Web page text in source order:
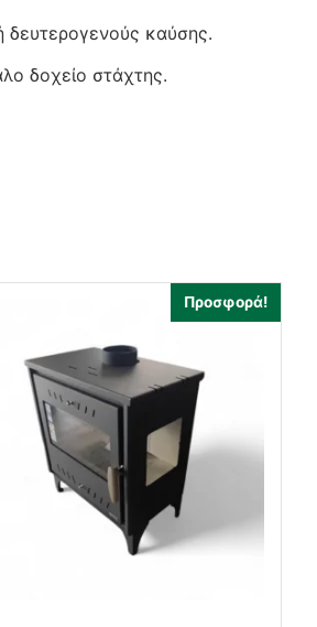
δευτερογενούς καύσης.
δοχείο στάχτης.
Προσφορά!